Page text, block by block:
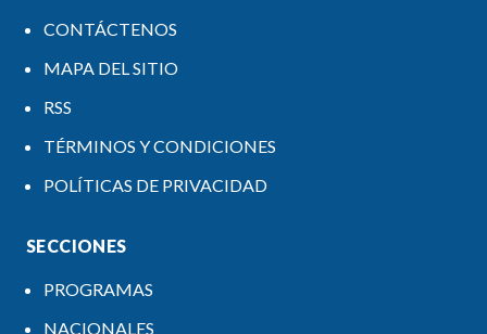
CONTÁCTENOS
MAPA DEL SITIO
RSS
TÉRMINOS Y CONDICIONES
POLÍTICAS DE PRIVACIDAD
SECCIONES
PROGRAMAS
NACIONALES